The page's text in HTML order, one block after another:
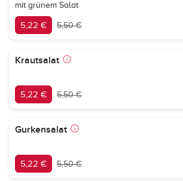
mit grünem Salat
5,22 € 5,50 €
Krautsalat
5,22 € 5,50 €
Gurkensalat
5,22 € 5,50 €